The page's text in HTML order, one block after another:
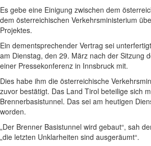
Es gebe eine Einigung zwischen dem
dem österreichischen Verkehrsministerium
Projektes.
Ein dementsprechender Vertrag sei
am Dienstag, den 29. März nach der Sitzung
einer Pressekonferenz in Innsbruck mit.
Dies habe ihm die österreichische
zuvor bestätigt. Das Land Tirol beteilige sich
Brennerbasistunnel. Das sei am heutigen
worden.
„Der Brenner Basistunnel wird gebaut“, sah
„die letzten Unklarheiten sind ausgeräumt“.